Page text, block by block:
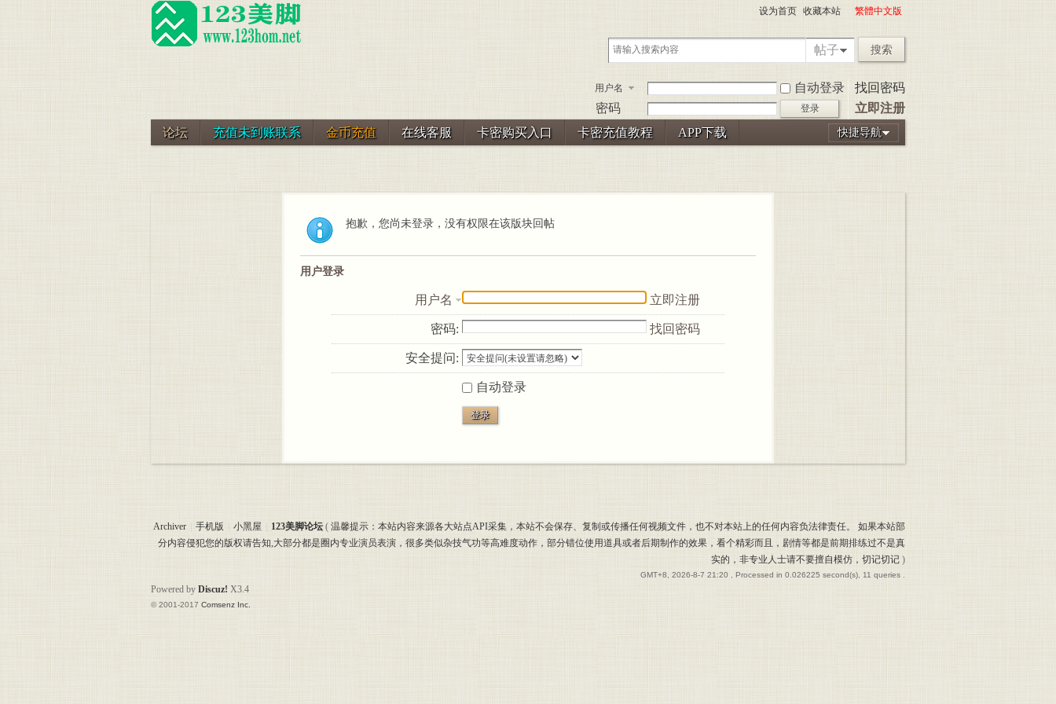
设为首页 收藏本站 繁體中文版
帖子 搜索
用户名 自动登录
找回密码
密码
登录 立即注册
快捷导航
论坛 充值未到账联系 金币充值 在线客服 卡密购买入口 卡密充值教程 APP下载
抱歉，您尚未登录，没有权限在该版块回帖
用户登录
用户名 立即注册
密码: 找回密码
安全提问:
自动登录
登录
Archiver 手机版 小黑屋 123美脚论坛 ( 温馨提示：本站内容来源各大站点API采集，本站不会保存、复制或传播任何视频文件，也不对本站上的任何内容负法律责任。 如果本站部
分内容侵犯您的版权请告知,大部分都是圈内专业演员表演，很多类似杂技气功等高难度动作，部分错位使用道具或者后期制作的效果，看个精彩而且，剧情等都是前期排练过不是真
实的，非专业人士请不要擅自模仿，切记切记 )
GMT+8, 2026-8-7 21:20 , Processed in 0.026225 second(s), 11 queries .
Powered by Discuz! X3.4
© 2001-2017 Comsenz Inc.